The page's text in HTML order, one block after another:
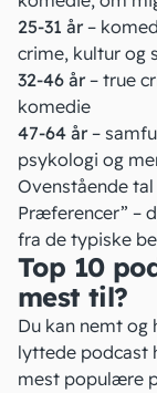
25-31 år –
crime, kultur og
32-46 år – true
komedie
47-64 år –
psykologi og
Ovenstående
Præferencer” –
fra de typiske
Top 10
mest til?
Du kan nemt
lyttede podcast
mest populære